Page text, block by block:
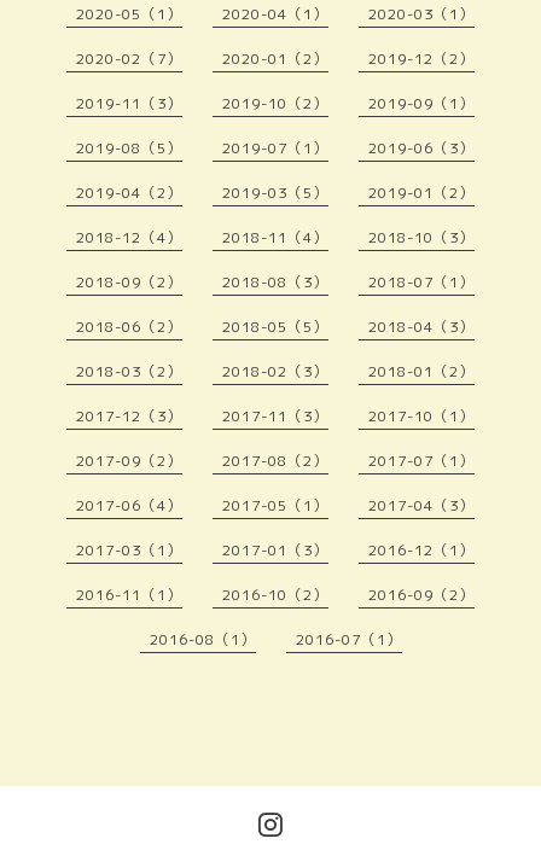
2020-05（1） 2020-04（1） 2020-03（1）
2020-02（7） 2020-01（2） 2019-12（2）
2019-11（3） 2019-10（2） 2019-09（1）
2019-08（5） 2019-07（1） 2019-06（3）
2019-04（2） 2019-03（5） 2019-01（2）
2018-12（4） 2018-11（4） 2018-10（3）
2018-09（2） 2018-08（3） 2018-07（1）
2018-06（2） 2018-05（5） 2018-04（3）
2018-03（2） 2018-02（3） 2018-01（2）
2017-12（3） 2017-11（3） 2017-10（1）
2017-09（2） 2017-08（2） 2017-07（1）
2017-06（4） 2017-05（1） 2017-04（3）
2017-03（1） 2017-01（3） 2016-12（1）
2016-11（1） 2016-10（2） 2016-09（2）
2016-08（1） 2016-07（1）